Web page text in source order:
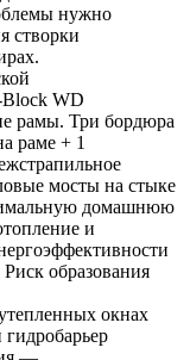
нужно
створки
Block WD
рамы. Три бордюра
раме + 1
мосты на стыке
домашнюю
и
образования
окнах